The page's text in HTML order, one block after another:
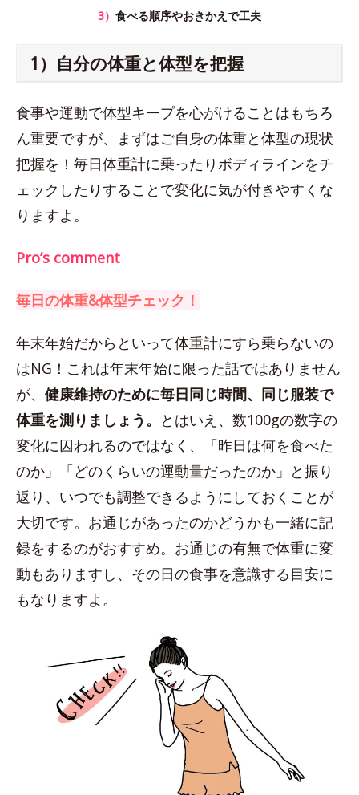
3） 食べる順序やおきかえで工夫
1）自分の体重と体型を把握
食事や運動で体型キープを心がけることはもちろ
ん重要ですが、まずはご自身の体重と体型の現状
把握を！毎日体重計に乗ったりボディラインをチ
ェックしたりすることで変化に気が付きやすくな
りますよ。
Pro’s comment
毎日の体重&体型チェック！
年末年始だからといって体重計にすら乗らないの
はNG！これは年末年始に限った話ではありません
が、 健康維持のために毎日同じ時間、同じ服装で
体重を測りましょう。 とはいえ、数100gの数字の
変化に囚われるのではなく、「昨日は何を食べた
のか」「どのくらいの運動量だったのか」と振り
返り、いつでも調整できるようにしておくことが
大切です。お通じがあったのかどうかも一緒に記
録をするのがおすすめ。お通じの有無で体重に変
動もありますし、その日の食事を意識する目安に
もなりますよ。